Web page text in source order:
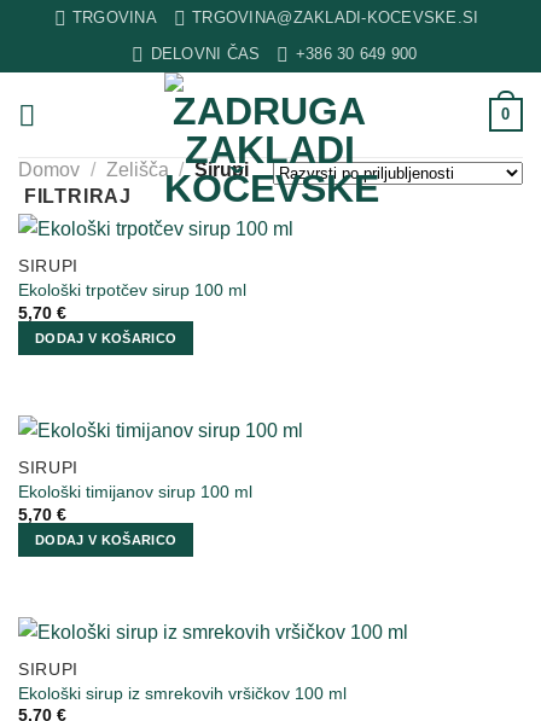
content
TRGOVINA
TRGOVINA@ZAKLADI-KOCEVSKE.SI
DELOVNI ČAS
+386 30 649 900
0
Domov / Zelišča / Sirupi
FILTRIRAJ
SIRUPI
Ekološki trpotčev sirup 100 ml
5,70 €
DODAJ V KOŠARICO
SIRUPI
Ekološki timijanov sirup 100 ml
5,70 €
DODAJ V KOŠARICO
SIRUPI
Ekološki sirup iz smrekovih vršičkov 100 ml
5,70 €